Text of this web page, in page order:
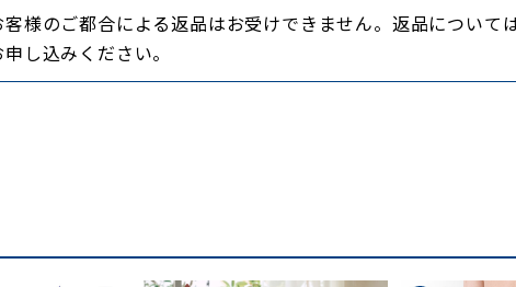
様のご都合による返品はお受けできません。返品について
し込みください。